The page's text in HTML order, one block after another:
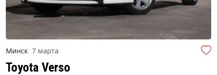
Минск 7 марта
Toyota Verso